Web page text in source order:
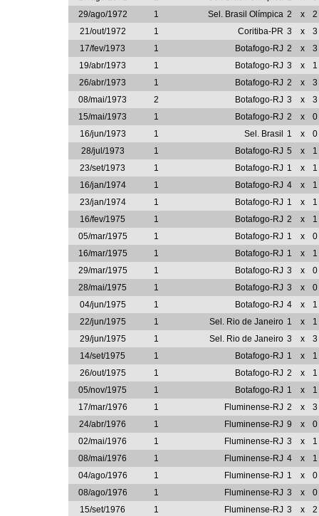
29/ago/1972
1 Sel. Brasil Olímpica 2 x
2
21/out/1972
1 Coritiba-PR 3 x
3
17/fev/1973
1 Botafogo-RJ 2 x
3
19/abr/1973
1 Botafogo-RJ 3 x
1
26/abr/1973
1 Botafogo-RJ 2 x
3
08/mai/1973
2 Botafogo-RJ 3 x
3
15/mai/1973
1 Botafogo-RJ 2 x
0
16/jun/1973
1 Sel. Brasil 1 x
0
28/jul/1973
1 Botafogo-RJ 5 x
1
23/set/1973
1 Botafogo-RJ 1 x
1
16/jan/1974
1 Botafogo-RJ 4 x
1
23/jan/1974
1 Botafogo-RJ 1 x
1
16/fev/1975
1 Botafogo-RJ 2 x
1
05/mar/1975
1 Botafogo-RJ 1 x
0
16/mar/1975
1 Botafogo-RJ 1 x
1
29/mar/1975
1 Botafogo-RJ 3 x
0
28/mai/1975
1 Botafogo-RJ 3 x
0
04/jun/1975
1 Botafogo-RJ 4 x
1
22/jun/1975
1 Sel. Rio de Janeiro 1 x
1
29/jun/1975
1 Sel. Rio de Janeiro 3 x
3
14/set/1975
1 Botafogo-RJ 1 x
1
26/out/1975
1 Botafogo-RJ 2 x
1
05/nov/1975
1 Botafogo-RJ 1 x
1
17/mar/1976
1 Fluminense-RJ 2 x
3
24/abr/1976
1 Fluminense-RJ 9 x
0
02/mai/1976
1 Fluminense-RJ 3 x
1
08/mai/1976
1 Fluminense-RJ 4 x
1
04/ago/1976
1 Fluminense-RJ 1 x
0
08/ago/1976
1 Fluminense-RJ 3 x
0
15/set/1976
1 Fluminense-RJ 3 x
2